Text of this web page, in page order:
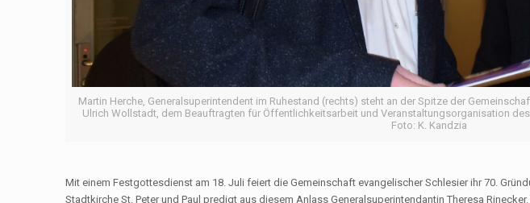
Martin Herche, Generalsuperintendent im Ruhestand (rechts) steht an der Spitze der
Ulrich Wollstadt, dem Beauftragten für Öffentlichkeitsarbeit und Veranstaltungsorganisation
Foto: K. Kandzia
Mit einem Festgottesdienst am 18. Juli feiert die Gemeinschaft evangelischer Schlesier ihr 70.
Stadtkirche St. Peter und Paul predigt aus diesem Anlass Generalsuperintendantin Theresa